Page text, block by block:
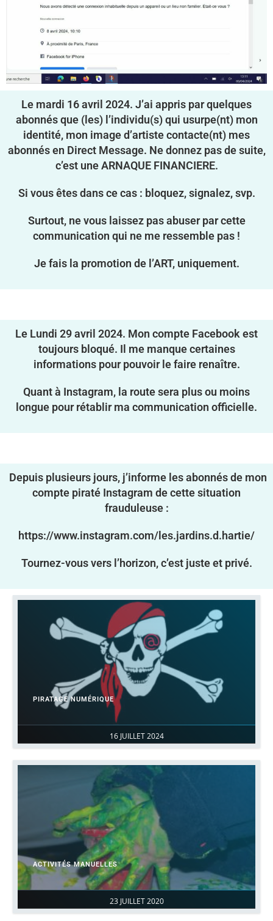
Le mardi 16 avril 2024. J’ai appris par quelques
abonnés que (les) l’individu(s) qui usurpe(nt) mon
identité, mon image d’artiste contacte(nt) mes
abonnés en Direct Message. Ne donnez pas de suite,
c’est une ARNAQUE FINANCIERE.
Si vous êtes dans ce cas : bloquez, signalez, svp.
Surtout, ne vous laissez pas abuser par cette
communication qui ne me ressemble pas !
Je fais la promotion de l’ART, uniquement.
Le Lundi 29 avril 2024. Mon compte Facebook est
toujours bloqué. Il me manque certaines
informations pour pouvoir le faire renaître.
Quant à Instagram, la route sera plus ou moins
longue pour rétablir ma communication officielle.
Depuis plusieurs jours, j’informe les abonnés de mon
compte piraté Instagram de cette situation
frauduleuse :
https://www.instagram.com/les.jardins.d.hartie/
Tournez-vous vers l’horizon, c’est juste et privé.
16 JUILLET 2024
PIRATAGE NUMÉRIQUE
23 JUILLET 2020
ACTIVITÉS MANUELLES